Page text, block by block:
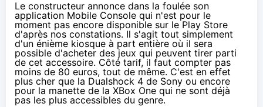
Le constructeur annonce dans la foulée son
application Mobile Console qui n'est pour le
moment pas encore disponible sur le Play Store
d'après nos constations. Il s'agit tout simplement
d'un énième kiosque à part entière où il sera
possible d'acheter des jeux qui peuvent tirer parti
de cet accessoire. Côté tarif, il faut compter pas
moins de 80 euros, tout de même. C'est en effet
plus cher que la Dualshock 4 de Sony ou encore
pour la manette de la XBox One qui ne sont déjà
pas les plus accessibles du genre.